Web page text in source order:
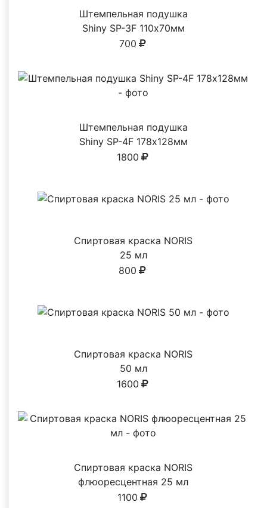
Штемпельная подушка
Shiny SP-3F 110х70мм
700
Штемпельная подушка
Shiny SP-4F 178х128мм
1800
Спиртовая краска NORIS
25 мл
800
Спиртовая краска NORIS
50 мл
1600
Спиртовая краска NORIS
флюоресцентная 25 мл
1100